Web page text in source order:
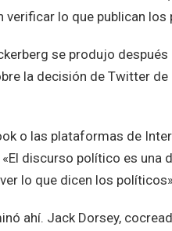
verificar lo que publican los
se produjo
la decisión de Twitter
o las plataformas de
discurso político es una
lo que dicen los
ahí. Jack Dorsey,